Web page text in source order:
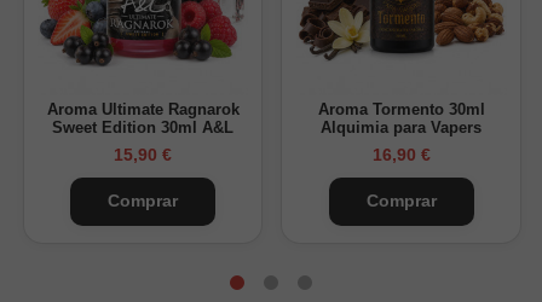
ajustando la proporción final según la preparación deseada.
Uso en mezclas
receta. También es adecuada para preparaciones cosméticas,
farmacéuticas, productos de cuidado personal y usos
No contiene nicotina ni aromas añadidos.
Aroma Ultimate Ragnarok
Sweet Edition 30ml A&L
15,90 €
Comprar
Aroma Tormento 30ml
Alquimia para Vapers
16,90 €
Comprar